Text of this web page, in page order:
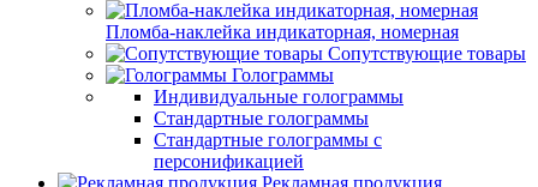
Пломба-наклейка индикаторная, номерная
Сопутствующие товары
Голограммы
Индивидуальные голограммы
Стандартные голограммы
Стандартные голограммы с
персонификацией
Рекламная продукция